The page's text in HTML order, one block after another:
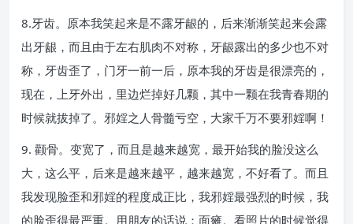
8.牙齿。原本我笑起来是不露牙龈的，后来渐渐笑起来会露
出牙龈，而且由于左右肌肉不对称，牙龈露出的多少也不对
称，牙齿歪了，门牙一前一后，原本我的牙齿是很漂亮的，
现在，上牙外出，里边烂掉好几颗，其中一颗在我青春期的
时候就拔掉了。邪婬之人骨髓亏空，大家千万不要邪婬啊！
9. 颧骨。变宽了，而且是越来越宽，最开始我的脸没这么
大，这么平，后来是越来越平，越来越宽，不好看了。而且
我发现脸歪和邪婬的程度成正比，我邪婬最强烈的时候，我
的脸歪得最严重。用朋友的话说：面瘫。看照片的时候觉得